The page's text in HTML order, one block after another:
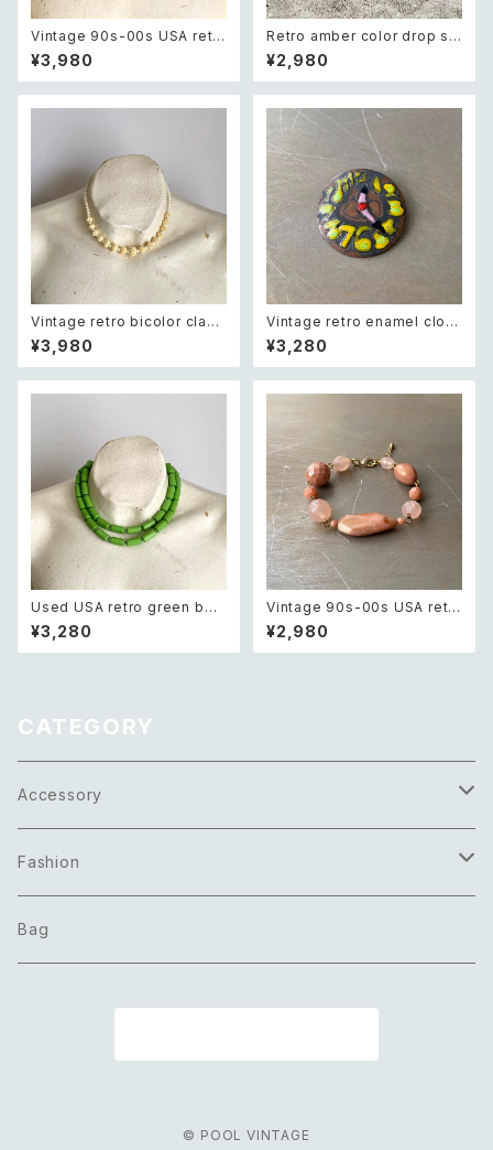
Vintage 90s-00s USA retr
o blue bicolor enamel hex
agon design necklace レト
ロ アメリカ ヴィンテージ アクセ
¥3,980
Retro amber color drop st
one hand made ring レトロ
アクセサリー 琥珀色 ドロップ ス
トーン ハンドメイド リング 指輪
¥2,980
Vintage retro bicolor class
ical carving beads necklac
e レトロ ヴィンテージ アクセサ
リー オフホワイト バイカラー ク
¥3,980
Vintage retro enamel cloc
k brooch レトロ ヴィンテージ
アクセサリー エナメル 時計 ブ
ローチ
¥3,280
Used USA retro green bea
ds short necklace レトロ ア
メリカ ユーズド アクセサリー グ
リーン ビーズ 2連 ショート ネッ
¥3,280
Vintage 90s-00s USA retr
o pink×gold marble beads
bracelet レトロ アメリカ ヴィ
ンテージ アクセサリー ピンク×
¥2,980
CATEGORY
Accessory
Necklace
Pierce
Fashion
Tops
Bag
© POOL VINTAGE